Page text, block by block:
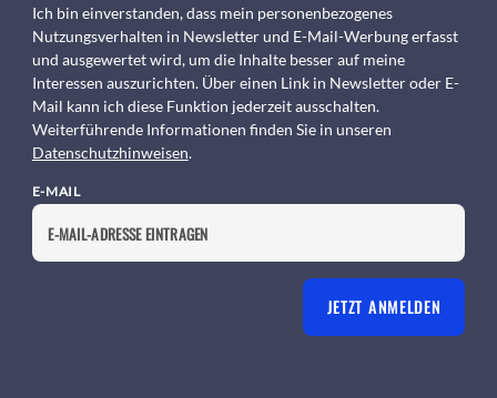
Ich bin einverstanden, dass mein personenbezogenes
Nutzungsverhalten in Newsletter und E-Mail-Werbung erfasst
und ausgewertet wird, um die Inhalte besser auf meine
Interessen auszurichten. Über einen Link in Newsletter oder E-
Mail kann ich diese Funktion jederzeit ausschalten.
Weiterführende Informationen finden Sie in unseren
Datenschutzhinweisen.
E-MAIL
JETZT ANMELDEN